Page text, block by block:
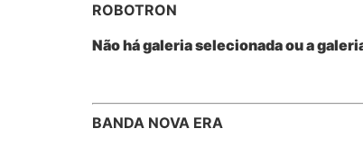
ROBOTRON
Não há galeria selecionada ou a
BANDA NOVA ERA